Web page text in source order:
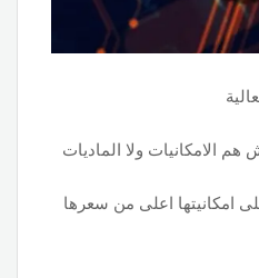
الامكانيات ولا الماديات
ال 2 ميجا اللى امكانيتها اعلى من سعرها